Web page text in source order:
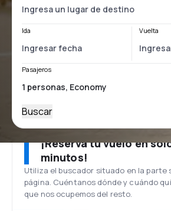
Ida Vuelta
Pasajeros
Buscar
¡Reserva tu vuelo en
minutos!
Utiliza el buscador situado en la parte
página. Cuéntanos dónde y cuándo
que nos ocupemos del resto.